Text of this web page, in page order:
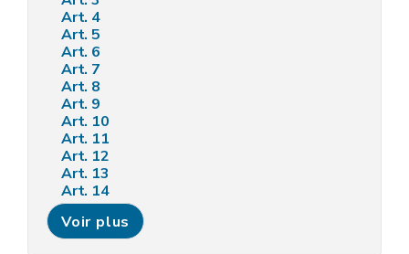
Art. 4
Art. 5
Art. 6
Art. 7
Art. 8
Art. 9
Art. 10
Art. 11
Art. 12
Art. 13
Art. 14
Art. 15
Art. 16
Art. 17
Voir plus